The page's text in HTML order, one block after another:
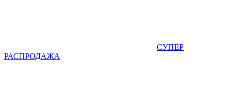
СУПЕР
РАСПРОДАЖА